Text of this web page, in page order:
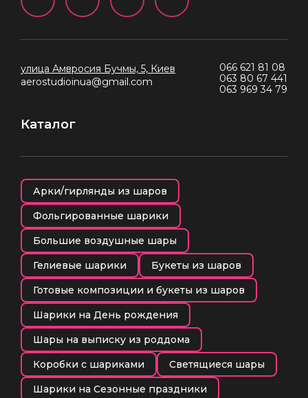
улица Амвросия Бучмы, 5, Киев
aerostudioinua@gmail.com
066 621 81 08
063 80 67 441
063 969 34 79
Каталог
Арки/гирлянды из шаров
Фольгированные шарики
Большие воздушные шары
Гелиевые шарики
Букеты из шаров
Готовые композиции и букеты из шаров
Шарики на День рождения
Шары на выписку из роддома
Коробки с шариками
Светящиеся шары
Шарики на Сезонные праздники